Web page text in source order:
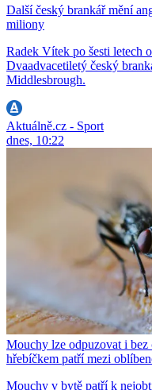
Další český brankář mění
miliony
Radek Vítek po šesti letech
Dvaadvacetiletý český
Middlesbrough.
Aktuálně.cz - Sport
dnes, 10:22
Mouchy lze odpuzovat i
hřebíčkem patří mezi
Mouchy v bytě patří k